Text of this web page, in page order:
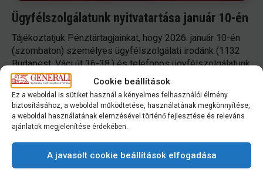
Cookie beállítások
Ez a weboldal is sütiket használ a kényelmes felhasználói élmény
biztosításához, a weboldal működtetése, használatának megkönnyítése,
a weboldal használatának elemzésével történő fejlesztése és releváns
ajánlatok megjelenítése érdekében.
A javasolt cookie beállítások elfogadása
Ügyfélszolgálatunk nyitvatartása január 10-én
Tájékoztatjuk Pénztártagjainkat, hogy 2026. január 10-én
(szombaton) személyes ügyfélszolgálati irodánk (1132
Budapest, Váci út 36-38.) és telefonos ügyfélszolgálatunk
is 12 óráig lesz nyitva. Hétfőn (január 12-én) a
megszokott nyitvatartási rend
2026.01.06. TOVÁBB